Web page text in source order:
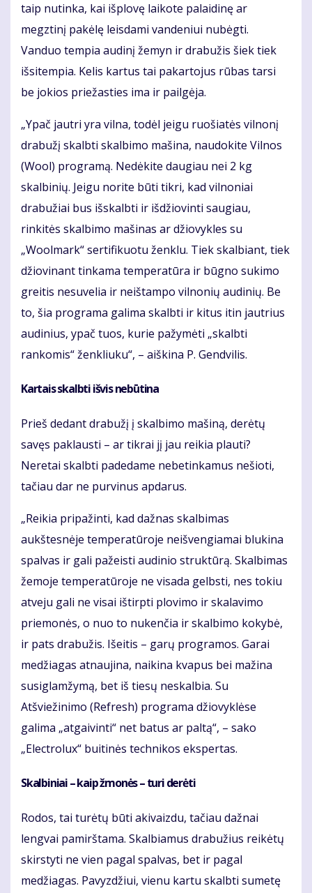
taip nutinka, kai išplovę laikote palaidinę ar
megztinį pakėlę leisdami vandeniui nubėgti.
Vanduo tempia audinį žemyn ir drabužis šiek tiek
išsitempia. Kelis kartus tai pakartojus rūbas tarsi
be jokios priežasties ima ir pailgėja.
„Ypač jautri yra vilna, todėl jeigu ruošiatės vilnonį
drabužį skalbti skalbimo mašina, naudokite Vilnos
(Wool) programą. Nedėkite daugiau nei 2 kg
skalbinių. Jeigu norite būti tikri, kad vilnoniai
drabužiai bus išskalbti ir išdžiovinti saugiau,
rinkitės skalbimo mašinas ar džiovykles su
„Woolmark“ sertifikuotu ženklu. Tiek skalbiant, tiek
džiovinant tinkama temperatūra ir būgno sukimo
greitis nesuvelia ir neištampo vilnonių audinių. Be
to, šia programa galima skalbti ir kitus itin jautrius
audinius, ypač tuos, kurie pažymėti „skalbti
rankomis“ ženkliuku“, – aiškina P. Gendvilis.
Kartais skalbti išvis nebūtina
Prieš dedant drabužį į skalbimo mašiną, derėtų
savęs paklausti – ar tikrai jį jau reikia plauti?
Neretai skalbti padedame nebetinkamus nešioti,
tačiau dar ne purvinus apdarus.
„Reikia pripažinti, kad dažnas skalbimas
aukštesnėje temperatūroje neišvengiamai blukina
spalvas ir gali pažeisti audinio struktūrą. Skalbimas
žemoje temperatūroje ne visada gelbsti, nes tokiu
atveju gali ne visai ištirpti plovimo ir skalavimo
priemonės, o nuo to nukenčia ir skalbimo kokybė,
ir pats drabužis. Išeitis – garų programos. Garai
medžiagas atnaujina, naikina kvapus bei mažina
susiglamžymą, bet iš tiesų neskalbia. Su
Atšviežinimo (Refresh) programa džiovyklėse
galima „atgaivinti“ net batus ar paltą“, – sako
„Electrolux“ buitinės technikos ekspertas.
Skalbiniai – kaip žmonės – turi derėti
Rodos, tai turėtų būti akivaizdu, tačiau dažnai
lengvai pamirštama. Skalbiamus drabužius reikėtų
skirstyti ne vien pagal spalvas, bet ir pagal
medžiagas. Pavyzdžiui, vienu kartu skalbti sumetę